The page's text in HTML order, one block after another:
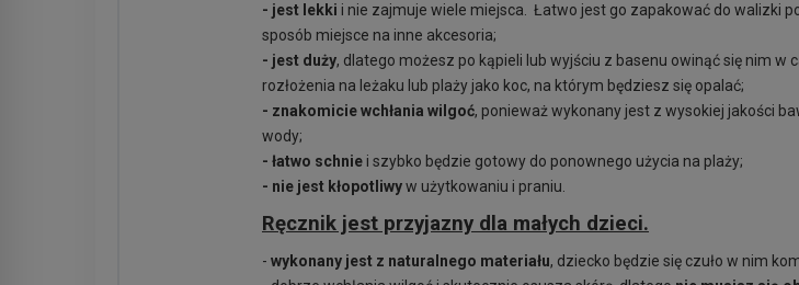
- jest lekki i nie zajmuje wiele miejsca. Łatwo jest go zapakować do walizki
sposób miejsce na inne akcesoria;
- jest duży, dlatego możesz po kąpieli lub wyjściu z basenu owinąć się nim w
rozłożenia na leżaku lub plaży jako koc, na którym będziesz się opalać;
- znakomicie wchłania wilgoć, ponieważ wykonany jest z wysokiej jakości
wody;
- łatwo schnie i szybko będzie gotowy do ponownego użycia na plaży;
- nie jest kłopotliwyw użytkowaniu i praniu.
Ręcznik jest przyjazny dla małych dzieci.
- wykonany jest z naturalnego materiału, dziecko będzie się czuło w nim